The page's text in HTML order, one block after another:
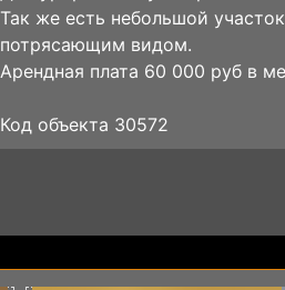
Так же есть небольшой
потрясающим видом.
Арендная плата 60 000 руб в
Код объекта 30572